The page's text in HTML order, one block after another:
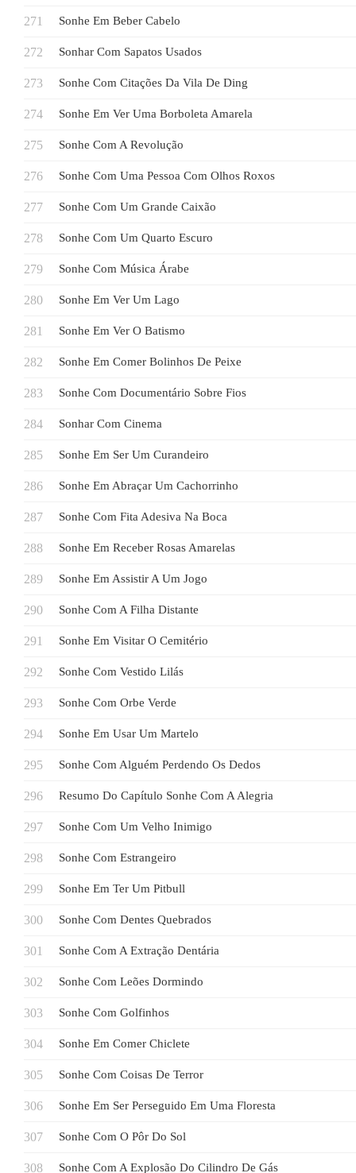
Sonhe Em Beber Cabelo
Sonhar Com Sapatos Usados
Sonhe Com Citações Da Vila De Ding
Sonhe Em Ver Uma Borboleta Amarela
Sonhe Com A Revolução
Sonhe Com Uma Pessoa Com Olhos Roxos
Sonhe Com Um Grande Caixão
Sonhe Com Um Quarto Escuro
Sonhe Com Música Árabe
Sonhe Em Ver Um Lago
Sonhe Em Ver O Batismo
Sonhe Em Comer Bolinhos De Peixe
Sonhe Com Documentário Sobre Fios
Sonhar Com Cinema
Sonhe Em Ser Um Curandeiro
Sonhe Em Abraçar Um Cachorrinho
Sonhe Com Fita Adesiva Na Boca
Sonhe Em Receber Rosas Amarelas
Sonhe Em Assistir A Um Jogo
Sonhe Com A Filha Distante
Sonhe Em Visitar O Cemitério
Sonhe Com Vestido Lilás
Sonhe Com Orbe Verde
Sonhe Em Usar Um Martelo
Sonhe Com Alguém Perdendo Os Dedos
Resumo Do Capítulo Sonhe Com A Alegria
Sonhe Com Um Velho Inimigo
Sonhe Com Estrangeiro
Sonhe Em Ter Um Pitbull
Sonhe Com Dentes Quebrados
Sonhe Com A Extração Dentária
Sonhe Com Leões Dormindo
Sonhe Com Golfinhos
Sonhe Em Comer Chiclete
Sonhe Com Coisas De Terror
Sonhe Em Ser Perseguido Em Uma Floresta
Sonhe Com O Pôr Do Sol
Sonhe Com A Explosão Do Cilindro De Gás